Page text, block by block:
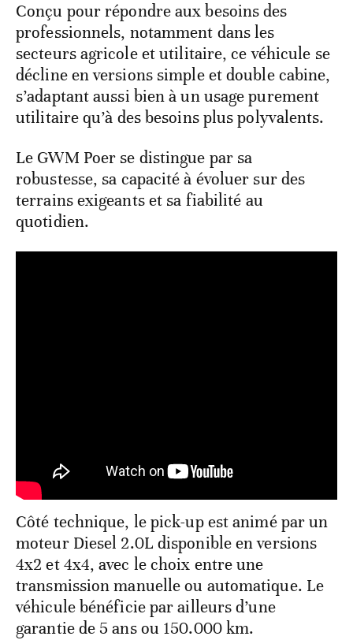
Conçu pour répondre aux besoins des
professionnels, notamment dans les
secteurs agricole et utilitaire, ce véhicule se
décline en versions simple et double cabine,
s’adaptant aussi bien à un usage purement
utilitaire qu’à des besoins plus polyvalents.
Le GWM Poer se distingue par sa
robustesse, sa capacité à évoluer sur des
terrains exigeants et sa fiabilité au
quotidien.
Côté technique, le pick-up est animé par un
moteur Diesel 2.0L disponible en versions
4x2 et 4x4, avec le choix entre une
transmission manuelle ou automatique. Le
véhicule bénéficie par ailleurs d’une
garantie de 5 ans ou 150.000 km.